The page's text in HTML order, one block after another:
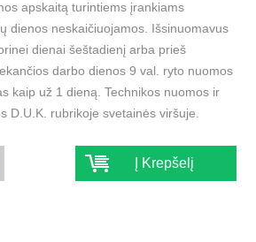
apskaitą turintiems įrankiams
dienos neskaičiuojamos. Išsinuomavus
dienai šeštadienį arba prieš
darbo dienos 9 val. ryto nuomos
kaip už 1 dieną. Technikos nuomos ir
D.U.K. rubrikoje svetainės viršuje.
Į Krepšelį